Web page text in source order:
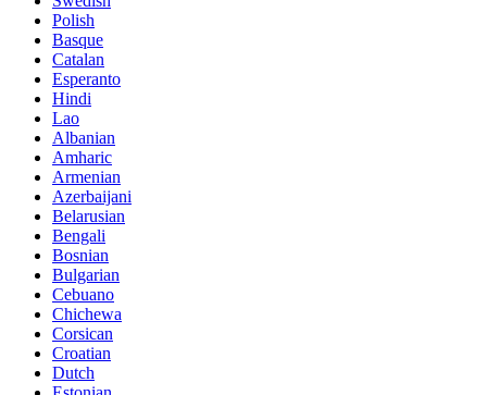
Polish
Basque
Catalan
Esperanto
Hindi
Lao
Albanian
Amharic
Armenian
Azerbaijani
Belarusian
Bengali
Bosnian
Bulgarian
Cebuano
Chichewa
Corsican
Croatian
Dutch